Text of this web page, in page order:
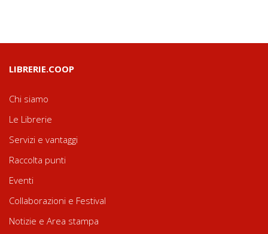
LIBRERIE.COOP
Chi siamo
Le Librerie
Servizi e vantaggi
Raccolta punti
Eventi
Collaborazioni e Festival
Notizie e Area stampa